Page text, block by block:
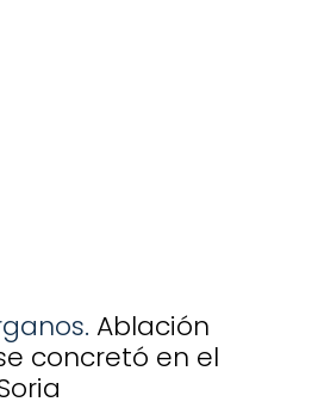
Ablación
concretó en el